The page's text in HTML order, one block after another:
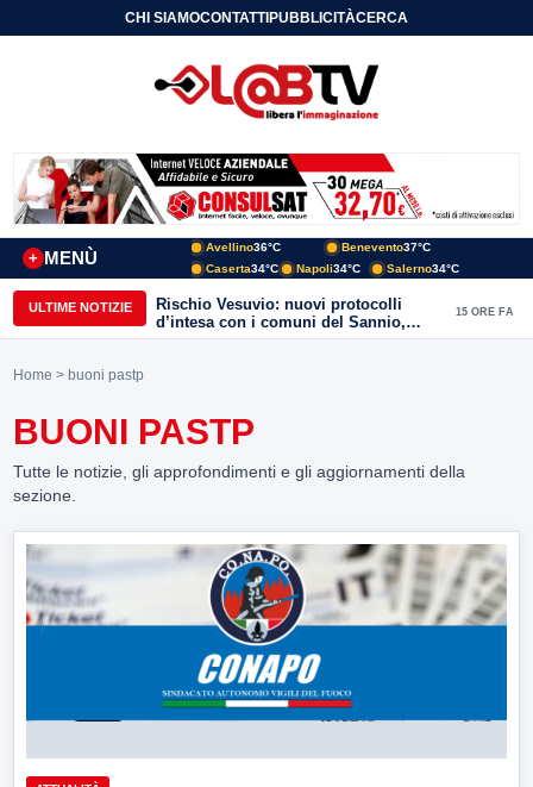
CHI SIAMOCONTATTIPUBBLICITÀCERCA
MENÙ
+
Avellino36°C Benevento37°C
Caserta34°C Napoli34°C Salerno34°C
ULTIME NOTIZIE
Rischio Vesuvio: nuovi protocolli
d’intesa con i comuni del Sannio,
firmato il protocollo con Arpaise
15 ORE FA
Home > buoni pastp
BUONI PASTP
Tutte le notizie, gli approfondimenti e gli aggiornamenti della
sezione.